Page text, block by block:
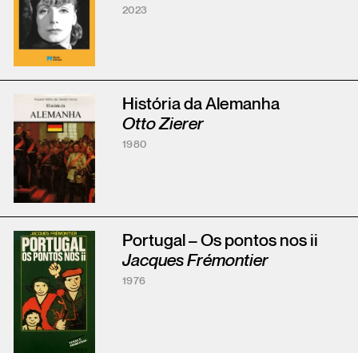
2023
História da Alemanha
Otto Zierer
1980
Portugal – Os pontos nos ii
Jacques Frémontier
1976